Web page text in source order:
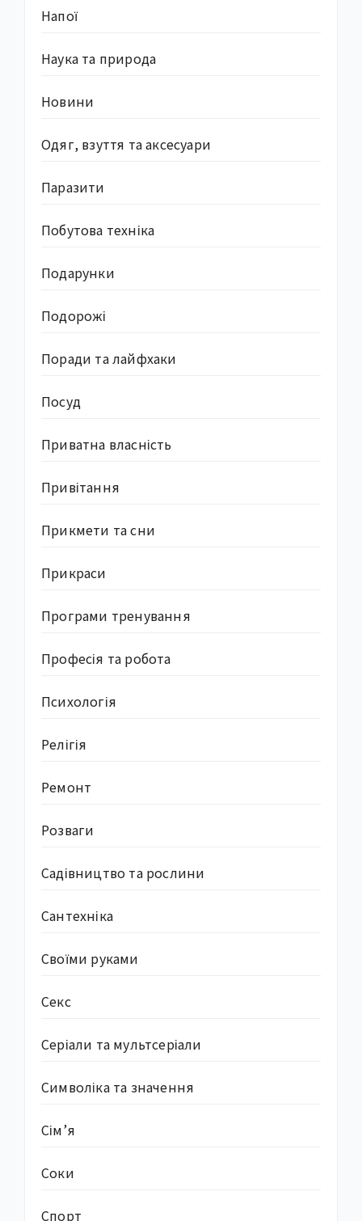
Напої
Наука та природа
Новини
Одяг, взуття та аксесуари
Паразити
Побутова техніка
Подарунки
Подорожі
Поради та лайфхаки
Посуд
Приватна власність
Привітання
Прикмети та сни
Прикраси
Програми тренування
Професія та робота
Психологія
Релігія
Ремонт
Розваги
Садівництво та рослини
Сантехніка
Своїми руками
Секс
Серіали та мультсеріали
Символіка та значення
Сім’я
Соки
Спорт